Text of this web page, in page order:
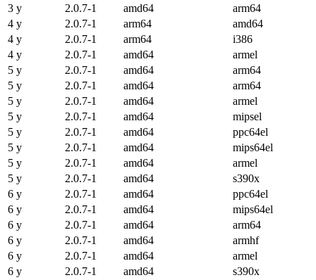
3 y
2.0.7-1 amd64
arm64
4 y
2.0.7-1 arm64
amd64
4 y
2.0.7-1 arm64
i386
4 y
2.0.7-1 amd64
armel
5 y
2.0.7-1 amd64
arm64
5 y
2.0.7-1 amd64
arm64
5 y
2.0.7-1 amd64
armel
5 y
2.0.7-1 amd64
mipsel
5 y
2.0.7-1 amd64
ppc64el
5 y
2.0.7-1 amd64
mips64el
5 y
2.0.7-1 amd64
armel
5 y
2.0.7-1 amd64
s390x
6 y
2.0.7-1 amd64
ppc64el
6 y
2.0.7-1 amd64
mips64el
6 y
2.0.7-1 amd64
arm64
6 y
2.0.7-1 amd64
armhf
6 y
2.0.7-1 amd64
armel
6 y
2.0.7-1 amd64
s390x